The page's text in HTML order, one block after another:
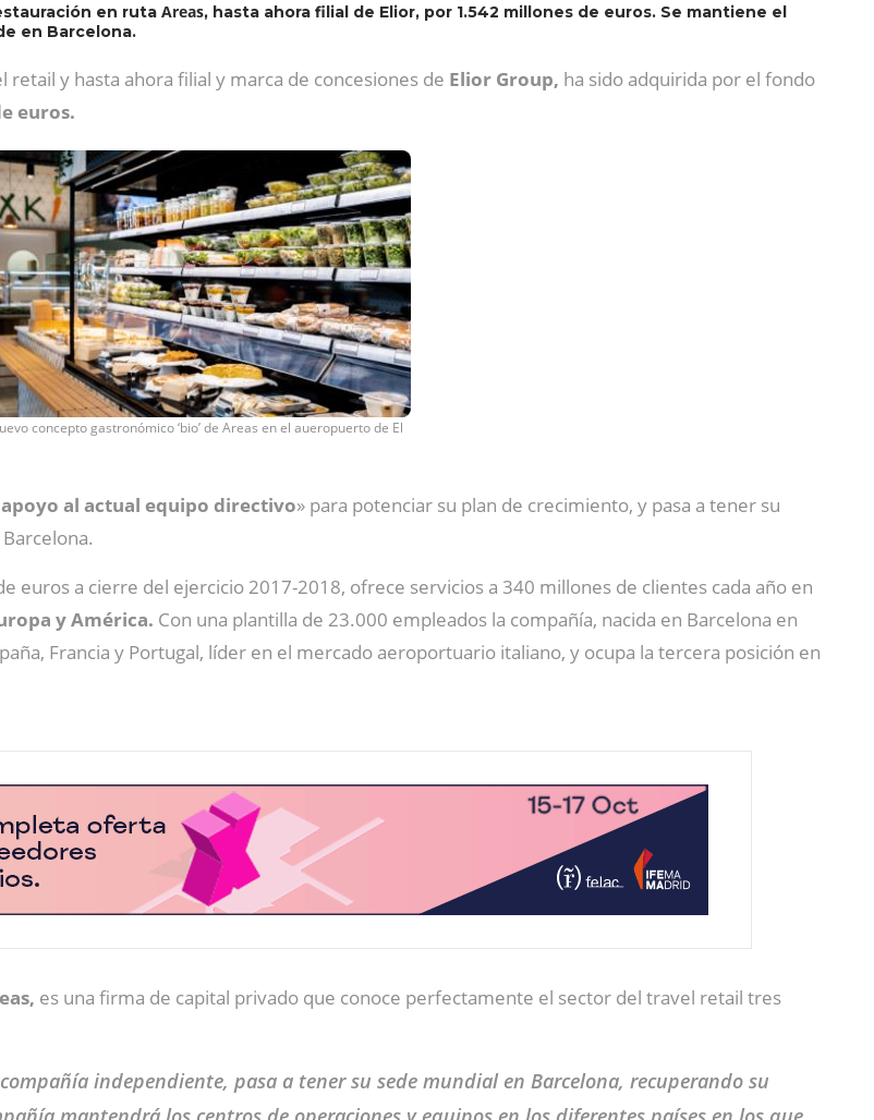
en ruta Areas, hasta ahora filial de Elior, por 1.542 millones de euros. Se mantiene el
en Barcelona.
y hasta ahora filial y marca de concesiones de Elior Group, ha sido adquirida por el fondo
euros.
concepto gastronómico ‘bio’ de Areas en el aueropuerto de El
al actual equipo directivo» para potenciar su plan de crecimiento, y pasa a tener su
euros a cierre del ejercicio 2017-2018, ofrece servicios a 340 millones de clientes cada año en
y América. Con una plantilla de 23.000 empleados la compañía, nacida en Barcelona en
Francia y Portugal, líder en el mercado aeroportuario italiano, y ocupa la tercera posición en
es una firma de capital privado que conoce perfectamente el sector del travel retail tres
independiente, pasa a tener su sede mundial en Barcelona, recuperando su